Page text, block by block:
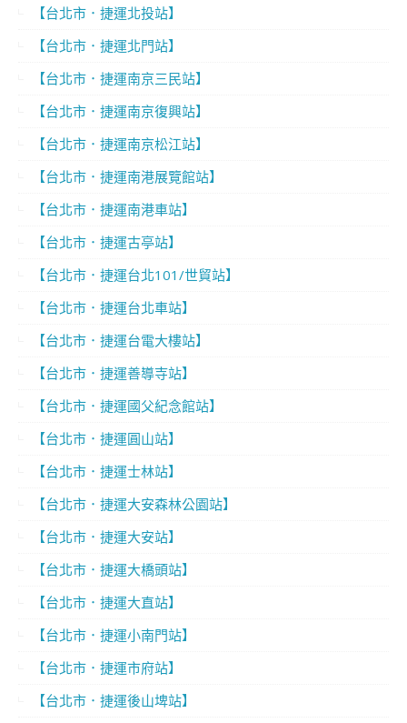
【台北市．捷運北投站】
【台北市．捷運北門站】
【台北市．捷運南京三民站】
【台北市．捷運南京復興站】
【台北市．捷運南京松江站】
【台北市．捷運南港展覽館站】
【台北市．捷運南港車站】
【台北市．捷運古亭站】
【台北市．捷運台北101/世貿站】
【台北市．捷運台北車站】
【台北市．捷運台電大樓站】
【台北市．捷運善導寺站】
【台北市．捷運國父紀念館站】
【台北市．捷運圓山站】
【台北市．捷運士林站】
【台北市．捷運大安森林公園站】
【台北市．捷運大安站】
【台北市．捷運大橋頭站】
【台北市．捷運大直站】
【台北市．捷運小南門站】
【台北市．捷運市府站】
【台北市．捷運後山埤站】